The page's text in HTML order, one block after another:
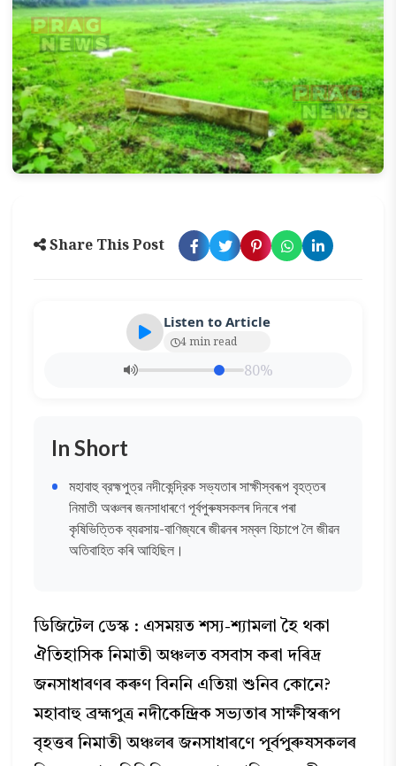
Share This Post
Listen to Article
4 min read
80%
In Short
মহাবাহু ব্রহ্মপুত্র নদীকেন্দ্রিক সভ্যতাৰ সাক্ষীস্বৰূপ বৃহত্তৰ
নিমাতী অঞ্চলৰ জনসাধাৰণে পূর্বপুৰুষসকলৰ দিনৰে পৰা
কৃষিভিত্তিক ব্যৱসায়-বাণিজ্যৰে জীৱনৰ সম্বল হিচাপে লৈ জীৱন
অতিবাহিত কৰি আহিছিল।
ডিজিটেল ডেস্ক : এসময়ত শস্য-শ্যামলা হৈ থকা
ঐতিহাসিক নিমাতী অঞ্চলত বসবাস কৰা দৰিদ্ৰ
জনসাধাৰণৰ কৰুণ বিননি এতিয়া শুনিব কোনে?
মহাবাহু ব্রহ্মপুত্র নদীকেন্দ্রিক সভ্যতাৰ সাক্ষীস্বৰূপ
বৃহত্তৰ নিমাতী অঞ্চলৰ জনসাধাৰণে পূর্বপুৰুষসকলৰ